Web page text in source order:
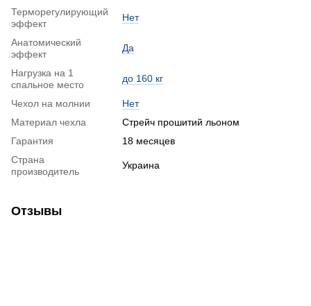
Терморегулирующий
эффект
Нет
Анатомический
эффект
Да
Нагрузка на 1
спальное место
до 160 кг
Чехол на молнии
Нет
Материал чехла
Стрейч прошитий льоном
Гарантия
18 месяцев
Страна
производитель
Украина
Отзывы